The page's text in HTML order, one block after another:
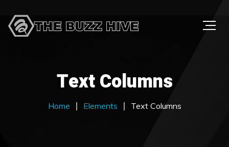
Text Columns
Home Elements Text Columns